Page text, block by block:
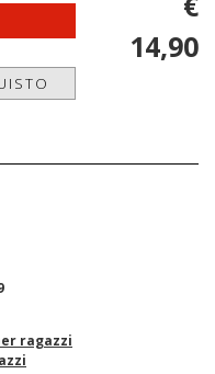
14,90
ragazzi